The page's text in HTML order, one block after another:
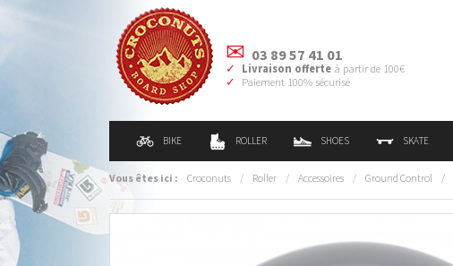
03 89 57 41 01
Livraison offerte à partir de 100€
Paiement 100% sécurisé
BIKE ROLLER SHOES SKATE
Vous êtes ici : Croconuts / Roller / Accessoires / Ground Control /